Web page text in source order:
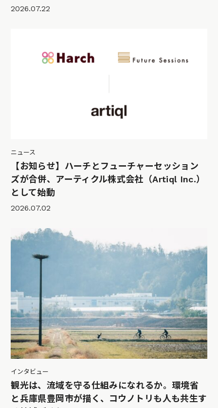
2026.07.22
ニュース
【お知らせ】ハーチとフューチャーセッション
ズが合併、アーティクル株式会社（Artiql Inc.）
として始動
2026.07.02
インタビュー
観光は、流域を守る仕組みになれるか。環境省
と兵庫県豊岡市が描く、コウノトリも人も共生す